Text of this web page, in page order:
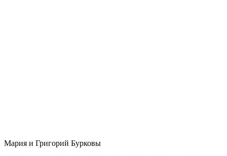
Мария и Григорий Бурковы